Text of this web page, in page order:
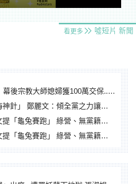
看更多 噓短片 新聞
大師媳婦獲100萬交保...快步奔離不發一語
」 鄭麗文：傾全黨之力讓彰化贏
兔賽跑」 綠營、無黨籍忙否認是烏龜
兔賽跑」 綠營、無黨籍忙否認是烏龜